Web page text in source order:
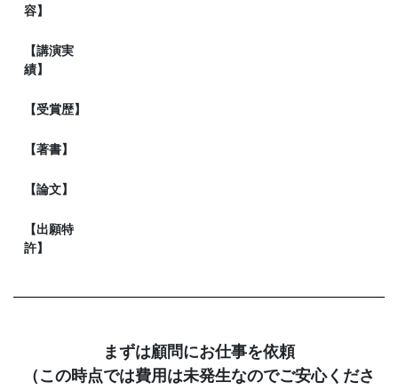
容】
【講演実
績】
【受賞歴】
【著書】
【論文】
【出願特
許】
まずは顧問にお仕事を依頼
（この時点では費用は未発生なのでご安心くださ